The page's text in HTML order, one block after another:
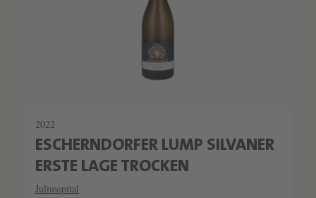
2022
ESCHERNDORFER LUMP SILVANER
ERSTE LAGE TROCKEN
Juliusspital